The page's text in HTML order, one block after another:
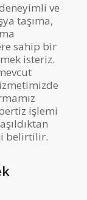
ve
taşıma,
sahip bir
isteriz.
işlemi
belirtilir.